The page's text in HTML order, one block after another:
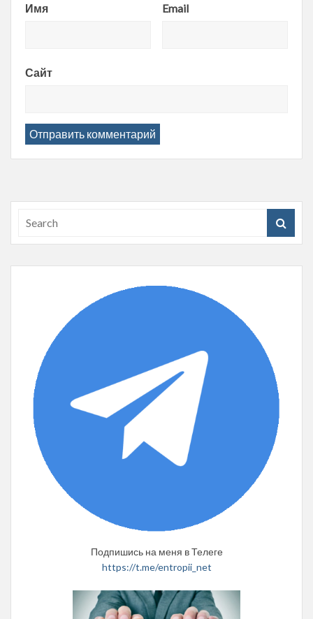
Имя Email
Сайт
Подпишись на меня в Телеге
https://t.me/entropii_net